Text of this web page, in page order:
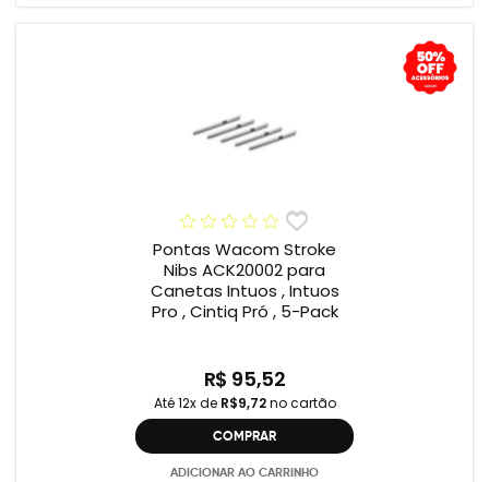
Pontas Wacom Stroke
Nibs ACK20002 para
Canetas Intuos , Intuos
Pro , Cintiq Pró , 5-Pack
R$ 95,52
Até 12x de R$9,72no cartão
COMPRAR
ADICIONAR AO CARRINHO